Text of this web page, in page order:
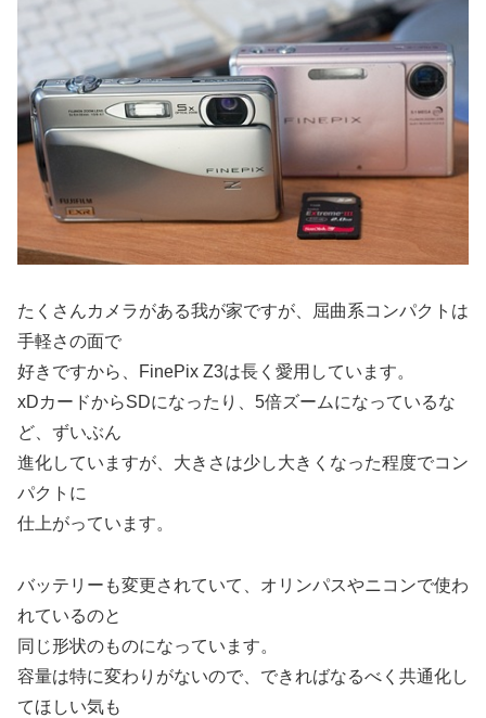
たくさんカメラがある我が家ですが、屈曲系コンパクトは
手軽さの面で
好きですから、FinePix Z3は長く愛用しています。
xDカードからSDになったり、5倍ズームになっているな
ど、ずいぶん
進化していますが、大きさは少し大きくなった程度でコン
パクトに
仕上がっています。
バッテリーも変更されていて、オリンパスやニコンで使わ
れているのと
同じ形状のものになっています。
容量は特に変わりがないので、できればなるべく共通化し
てほしい気も